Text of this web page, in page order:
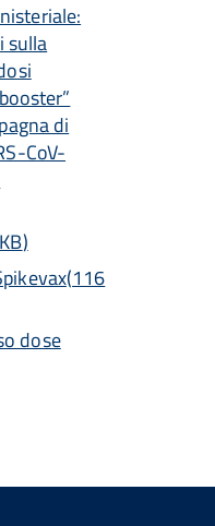
sulla
di
CoV-
)
(116
dose